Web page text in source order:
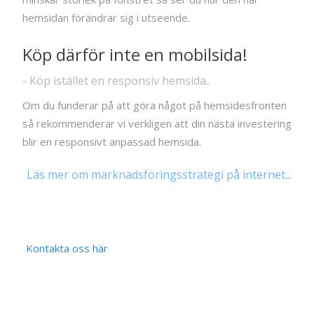
hemsidan förändrar sig i utseende.
Köp därför inte en mobilsida!
- Köp istället en responsiv hemsida..
Om du funderar på att göra något på hemsidesfronten
så rekommenderar vi verkligen att din nästa investering
blir en responsivt anpassad hemsida.
Läs mer om marknadsföringsstrategi på internet...
Kontakta oss här